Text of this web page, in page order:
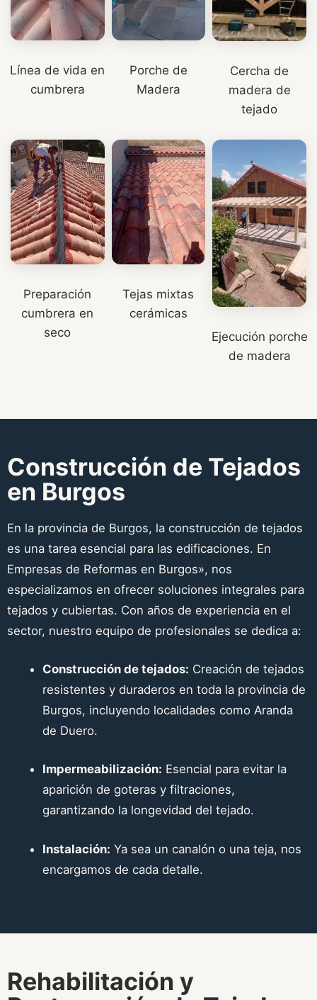
Línea de vida en
cumbrera
Porche de
Madera
Cercha de
madera de
tejado
Preparación
cumbrera en
seco
Tejas mixtas
cerámicas
Ejecución porche
de madera
Construcción de Tejados
en Burgos
En la provincia de Burgos, la construcción de tejados
es una tarea esencial para las edificaciones. En
Empresas de Reformas en Burgos», nos
especializamos en ofrecer soluciones integrales para
tejados y cubiertas. Con años de experiencia en el
sector, nuestro equipo de profesionales se dedica a:
Construcción de tejados: Creación de tejados
resistentes y duraderos en toda la provincia de
Burgos, incluyendo localidades como Aranda
de Duero.
Impermeabilización: Esencial para evitar la
aparición de goteras y filtraciones,
garantizando la longevidad del tejado.
Instalación: Ya sea un canalón o una teja, nos
encargamos de cada detalle.
Rehabilitación y